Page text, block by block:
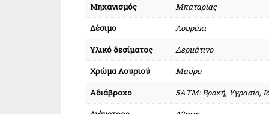
Μηχανισμός
Μπαταρίας
Δέσιμο
Λουράκι
Υλικό δεσίματος
Δερμάτινο
Χρώμα Λουριού
Μαύρο
Αδιάβροχο
5ΑΤΜ: Βροχή, Υγρασία,